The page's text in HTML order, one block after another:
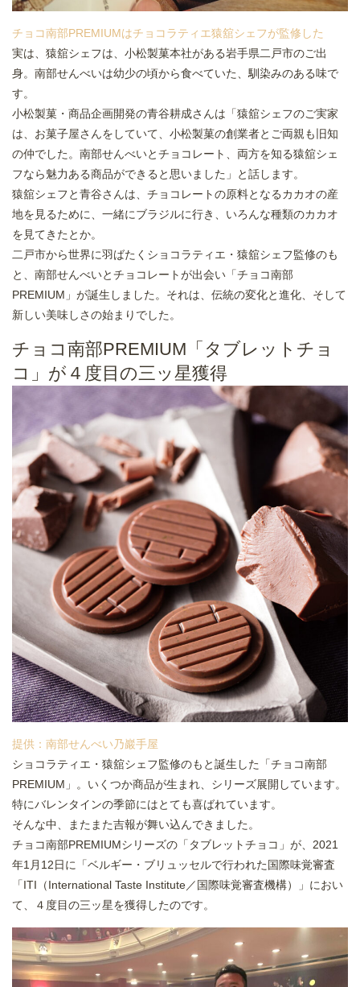
チョコ南部PREMIUMはチョコラティエ猿舘シェフが監修した
実は、猿舘シェフは、小松製菓本社がある岩手県二戸市のご出
身。南部せんべいは幼少の頃から食べていた、馴染みのある味で
す。
小松製菓・商品企画開発の青谷耕成さんは「猿舘シェフのご実家
は、お菓子屋さんをしていて、小松製菓の創業者とご両親も旧知
の仲でした。南部せんべいとチョコレート、両方を知る猿舘シェ
フなら魅力ある商品ができると思いました」と話します。
猿舘シェフと青谷さんは、チョコレートの原料となるカカオの産
地を見るために、一緒にブラジルに行き、いろんな種類のカカオ
を見てきたとか。
二戸市から世界に羽ばたくショコラティエ・猿舘シェフ監修のも
と、南部せんべいとチョコレートが出会い「チョコ南部
PREMIUM」が誕生しました。それは、伝統の変化と進化、そして
新しい美味しさの始まりでした。
チョコ南部PREMIUM「タブレットチョ
コ」が４度目の三ッ星獲得
提供：南部せんべい乃巖手屋
ショコラティエ・猿舘シェフ監修のもと誕生した「チョコ南部
PREMIUM」。いくつか商品が生まれ、シリーズ展開しています。
特にバレンタインの季節にはとても喜ばれています。
そんな中、またまた吉報が舞い込んできました。
チョコ南部PREMIUMシリーズの「タブレットチョコ」が、2021
年1月12日に「ベルギー・ブリュッセルで行われた国際味覚審査
「ITI（International Taste Institute／国際味覚審査機構）」におい
て、４度目の三ッ星を獲得したのです。